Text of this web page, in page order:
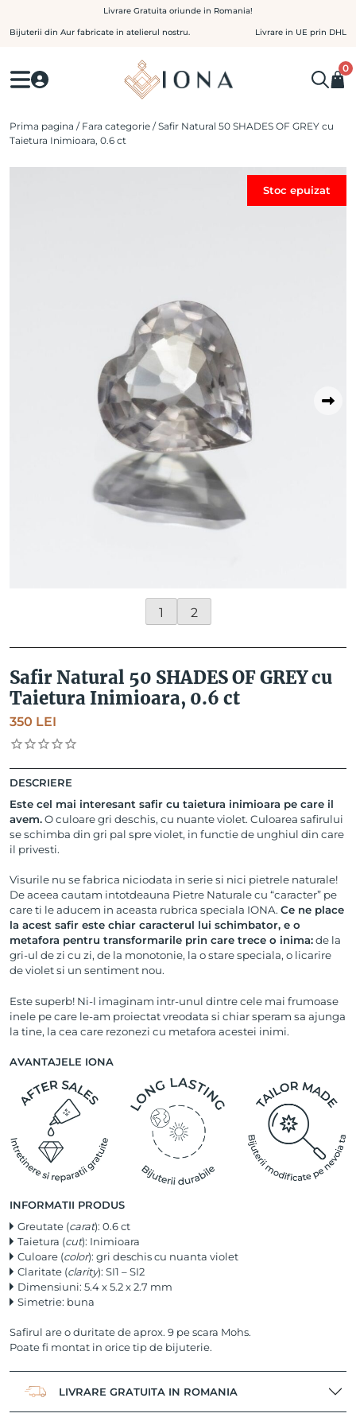
to
Livrare Gratuita oriunde in Romania!
Bijuterii din Aur fabricate in atelierul nostru. Livrare in UE prin DHL
0
Prima pagina / Fara categorie / Safir Natural 50 SHADES OF GREY cu
Taietura Inimioara, 0.6 ct
Stoc epuizat
1 2
Safir Natural 50 SHADES OF GREY cu
Taietura Inimioara, 0.6 ct
350 LEI
DESCRIERE
Este cel mai interesant safir cu taietura inimioara pe care il
avem.O culoare gri deschis, cu nuante violet. Culoarea safirului
se schimba din gri pal spre violet, in functie de unghiul din care
il privesti.
Visurile nu se fabrica niciodata in serie si nici pietrele naturale!
De aceea cautam intotdeauna Pietre Naturale cu “caracter” pe
care ti le aducem in aceasta rubrica speciala IONA. Ce ne place
la acest safir este chiar caracterul lui schimbator, e o
metafora pentru transformarile prin care trece o inima:de la
gri-ul de zi cu zi, de la monotonie, la o stare speciala, o licarire
de violet si un sentiment nou.
Este superb! Ni-l imaginam intr-unul dintre cele mai frumoase
inele pe care le-am proiectat vreodata si chiar speram sa ajunga
la tine, la cea care rezonezi cu metafora acestei inimi.
AVANTAJELE IONA
INFORMATII PRODUS
Greutate (carat): 0.6 ct
Taietura (cut): Inimioara
Culoare (color): gri deschis cu nuanta violet
Claritate (clarity): SI1 – SI2
Dimensiuni: 5.4 x 5.2 x 2.7 mm
Simetrie: buna
Safirul are o duritate de aprox. 9 pe scara Mohs.
Poate fi montat in orice tip de bijuterie.
LIVRARE GRATUITA IN ROMANIA